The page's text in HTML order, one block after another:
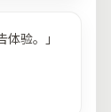
验。 」